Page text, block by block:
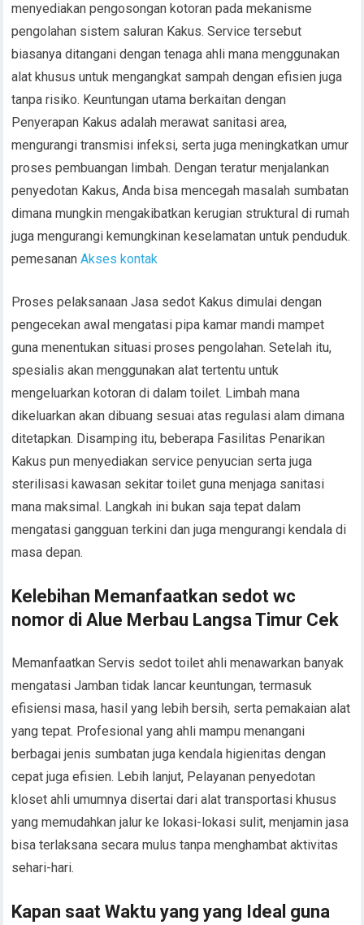
menyediakan pengosongan kotoran pada mekanisme
pengolahan sistem saluran Kakus. Service tersebut
biasanya ditangani dengan tenaga ahli mana menggunakan
alat khusus untuk mengangkat sampah dengan efisien juga
tanpa risiko. Keuntungan utama berkaitan dengan
Penyerapan Kakus adalah merawat sanitasi area,
mengurangi transmisi infeksi, serta juga meningkatkan umur
proses pembuangan limbah. Dengan teratur menjalankan
penyedotan Kakus, Anda bisa mencegah masalah sumbatan
dimana mungkin mengakibatkan kerugian struktural di rumah
juga mengurangi kemungkinan keselamatan untuk penduduk.
pemesananAkses kontak
Proses pelaksanaan Jasa sedot Kakus dimulai dengan
pengecekan awal mengatasi pipa kamar mandi mampet
guna menentukan situasi proses pengolahan. Setelah itu,
spesialis akan menggunakan alat tertentu untuk
mengeluarkan kotoran di dalam toilet. Limbah mana
dikeluarkan akan dibuang sesuai atas regulasi alam dimana
ditetapkan. Disamping itu, beberapa Fasilitas Penarikan
Kakus pun menyediakan service penyucian serta juga
sterilisasi kawasan sekitar toilet guna menjaga sanitasi
mana maksimal. Langkah ini bukan saja tepat dalam
mengatasi gangguan terkini dan juga mengurangi kendala di
masa depan.
Kelebihan Memanfaatkan sedot wc
nomor di Alue Merbau Langsa Timur Cek
Memanfaatkan Servis sedot toilet ahli menawarkan banyak
mengatasi Jamban tidak lancar keuntungan, termasuk
efisiensi masa, hasil yang lebih bersih, serta pemakaian alat
yang tepat. Profesional yang ahli mampu menangani
berbagai jenis sumbatan juga kendala higienitas dengan
cepat juga efisien. Lebih lanjut, Pelayanan penyedotan
kloset ahli umumnya disertai dari alat transportasi khusus
yang memudahkan jalur ke lokasi-lokasi sulit, menjamin jasa
bisa terlaksana secara mulus tanpa menghambat aktivitas
sehari-hari.
Kapan saat Waktu yang yang Ideal guna